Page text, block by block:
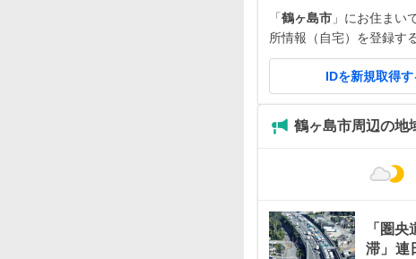
「鶴ヶ島市 」にお住まい
所情報（自宅）を登録す
IDを新規取得す
鶴ヶ島市周辺の地
「圏
滞」連